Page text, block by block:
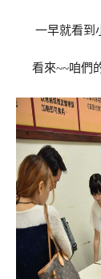
一早就看到
看來~~咱們